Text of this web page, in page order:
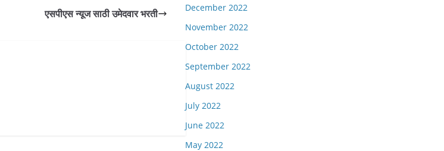
एसपीएस न्यूज साठी उमेदवार भरती
December 2022
November 2022
October 2022
September 2022
August 2022
July 2022
June 2022
May 2022